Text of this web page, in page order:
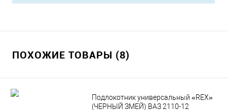
ПОХОЖИЕ ТОВАРЫ (8)
Подлокотник универсальный «REX»
(ЧЕРНЫЙ ЗМЕЙ) ВАЗ 2110-12